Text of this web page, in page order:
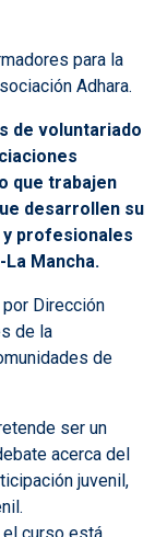
para la
Adhara.
de voluntariado
que trabajen
desarrollen su
y profesionales
Mancha.
Dirección
de la
de
ser un
acerca del
juvenil,